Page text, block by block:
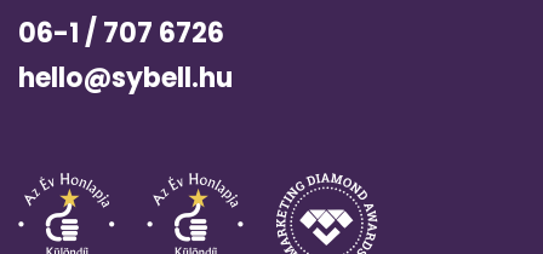
06-1 / 707 6726
hello@sybell.hu